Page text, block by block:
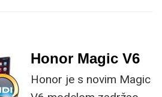
Honor Magic V6
Honor je s novim Magic